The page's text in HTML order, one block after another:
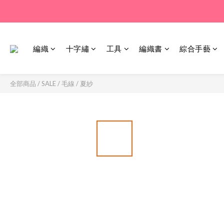
編織 十字繡 工具 編織書 綜合手藝
全部商品 /SALE/毛線 / 夏紗